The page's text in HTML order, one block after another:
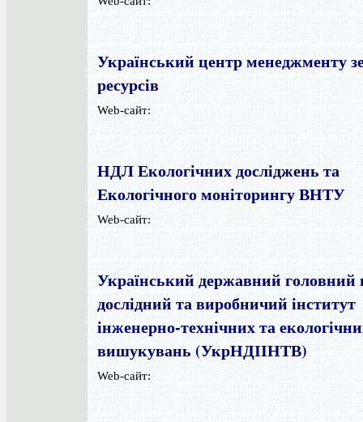
Український центр менеджменту
ресурсів
Web-сайт:
НДЛ Екологічних досліджень та
Екологічного моніторингу ВНТУ
Web-сайт:
Український державний головний
дослідний та виробничий інститут
інженерно-технічних та
вишукувань (УкрНДІІНТВ)
Web-сайт: